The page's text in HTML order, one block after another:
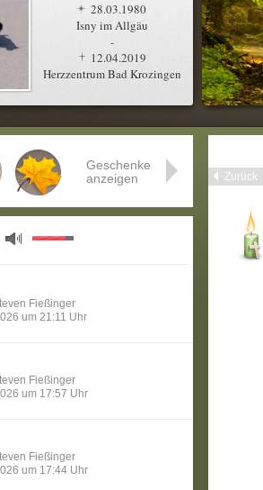
28.03.1980
Isny im Allgäu
-
12.04.2019
Herzzentrum Bad Krozingen
Zurück
Geschenke
anzeigen
Fießinger
um 21:11 Uhr
Fießinger
um 17:57 Uhr
Fießinger
um 17:44 Uhr